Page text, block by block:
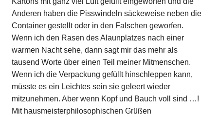
Anderen haben die Pisswindeln säckeweise neben die
Container gestellt oder in den Falschen geworfen.
Wenn ich den Rasen des Alaunplatzes nach einer
warmen Nacht sehe, dann sagt mir das mehr als
tausend Worte über einen Teil meiner Mitmenschen.
Wenn ich die Verpackung gefüllt hinschleppen kann,
müsste es ein Leichtes sein sie geleert wieder
mitzunehmen. Aber wenn Kopf und Bauch voll sind …!
Mit hausmeisterphilosophischen Grüßen